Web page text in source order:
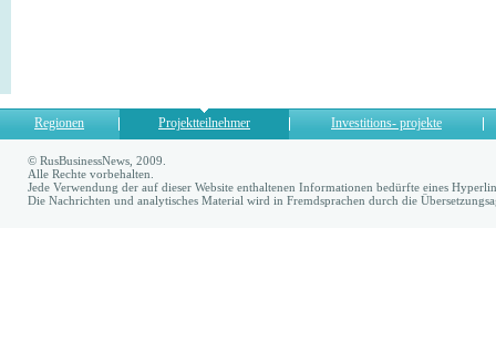
Regionen Projektteilnehmer Investitions- projekte
© RusBusinessNews, 2009.
Alle Rechte vorbehalten.
Jede Verwendung der auf dieser Website enthaltenen Informationen bedürfte eines
Die Nachrichten und analytisches Material wird in Fremdsprachen durch die